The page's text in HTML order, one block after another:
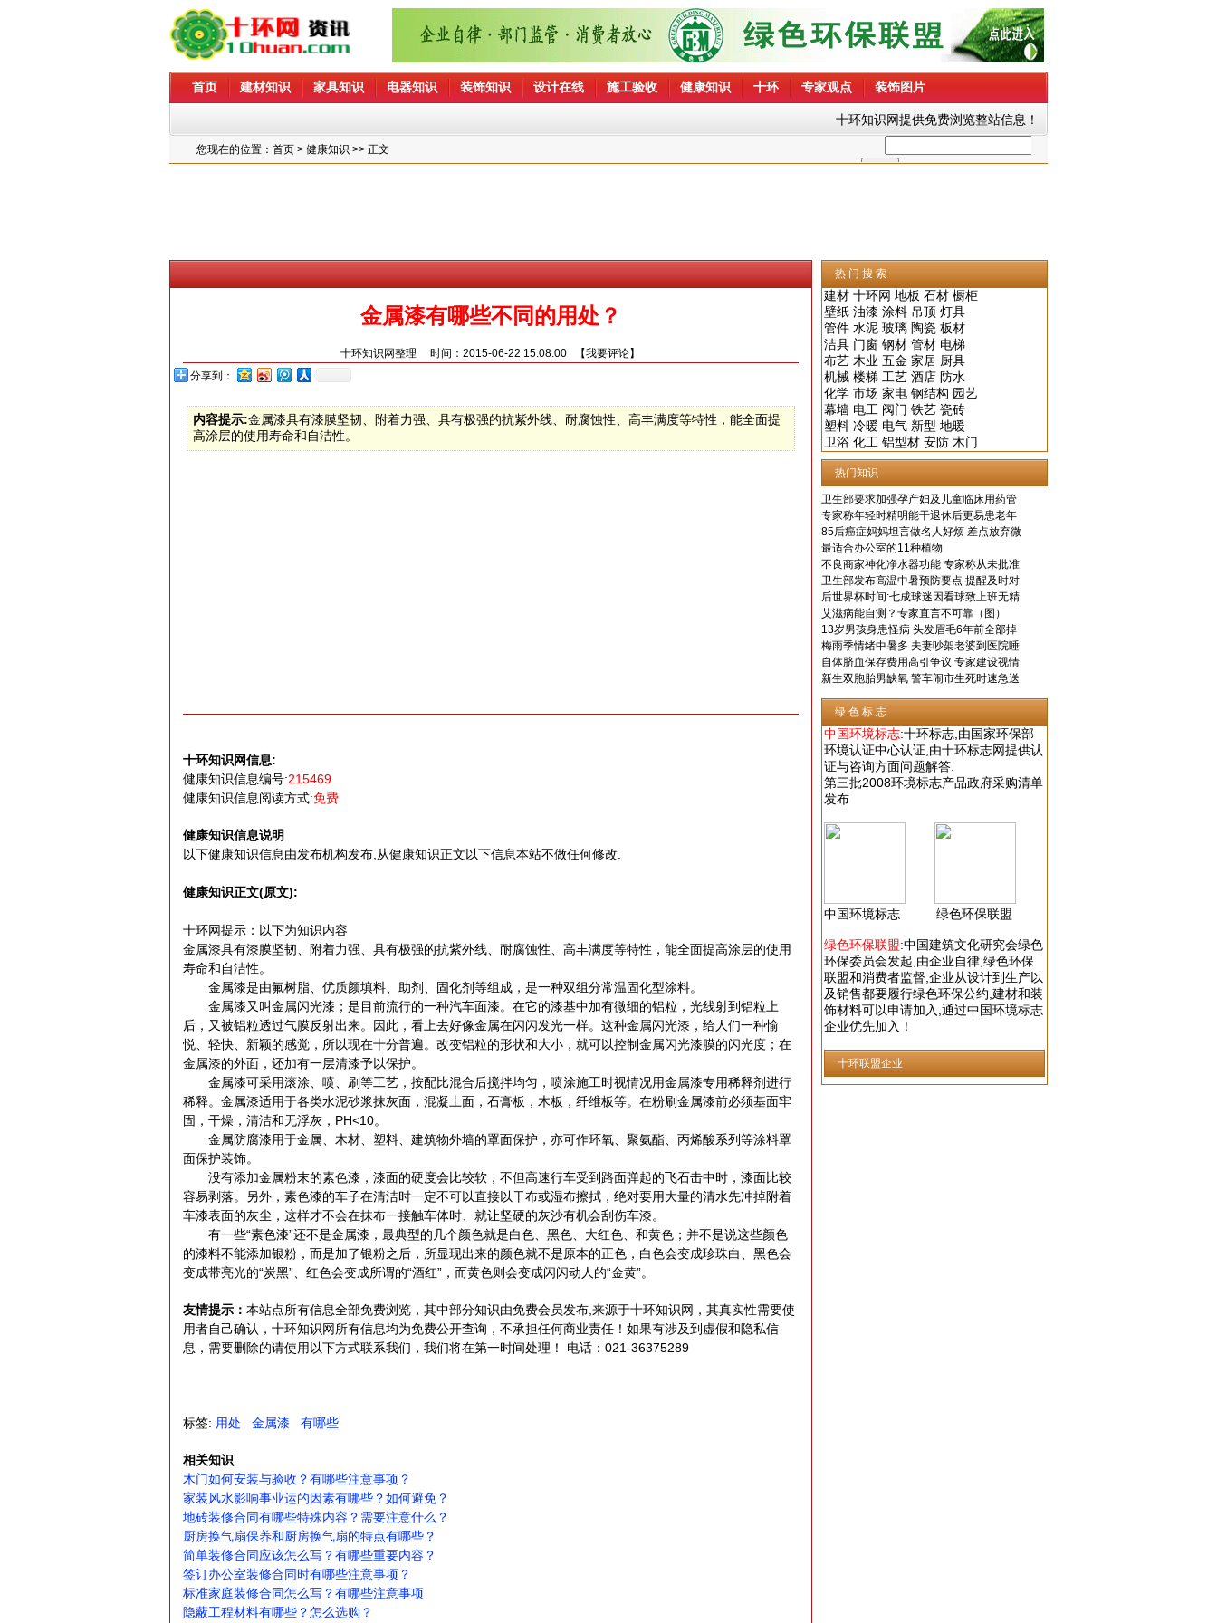
首页 建材知识 家具知识 电器知识 装饰知识 设计在线 施工验收 健康知识 十环 专家观点 装饰图片
十环知识网提供免费浏览整站信息！
您现在的位置：首页 > 健康知识 >> 正文
金属漆有哪些不同的用处？
十环知识网整理 时间：2015-06-22 15:08:00 【我要评论】
分享到：
内容提示:金属漆具有漆膜坚韧、附着力强、具有极强的抗紫外线、耐腐蚀性、高丰满度等特性，能全面提
高涂层的使用寿命和自洁性。
十环知识网信息:
健康知识信息编号:215469
健康知识信息阅读方式:免费
健康知识信息说明
以下健康知识信息由发布机构发布,从健康知识正文以下信息本站不做任何修改.
健康知识正文(原文):
十环网提示：以下为知识内容
金属漆具有漆膜坚韧、附着力强、具有极强的抗紫外线、耐腐蚀性、高丰满度等特性，能全面提高涂层的使用
寿命和自洁性。
金属漆是由氟树脂、优质颜填料、助剂、固化剂等组成，是一种双组分常温固化型涂料。
金属漆又叫金属闪光漆；是目前流行的一种汽车面漆。在它的漆基中加有微细的铝粒，光线射到铝粒上
后，又被铝粒透过气膜反射出来。因此，看上去好像金属在闪闪发光一样。这种金属闪光漆，给人们一种愉
悦、轻快、新颖的感觉，所以现在十分普遍。改变铝粒的形状和大小，就可以控制金属闪光漆膜的闪光度；在
金属漆的外面，还加有一层清漆予以保护。
金属漆可采用滚涂、喷、刷等工艺，按配比混合后搅拌均匀，喷涂施工时视情况用金属漆专用稀释剂进行
稀释。金属漆适用于各类水泥砂浆抹灰面，混凝土面，石膏板，木板，纤维板等。在粉刷金属漆前必须基面牢
固，干燥，清洁和无浮灰，PH<10。
金属防腐漆用于金属、木材、塑料、建筑物外墙的罩面保护，亦可作环氧、聚氨酯、丙烯酸系列等涂料罩
面保护装饰。
没有添加金属粉末的素色漆，漆面的硬度会比较软，不但高速行车受到路面弹起的飞石击中时，漆面比较
容易剥落。另外，素色漆的车子在清洁时一定不可以直接以干布或湿布擦拭，绝对要用大量的清水先冲掉附着
车漆表面的灰尘，这样才不会在抹布一接触车体时、就让坚硬的灰沙有机会刮伤车漆。
有一些“素色漆”还不是金属漆，最典型的几个颜色就是白色、黑色、大红色、和黄色；并不是说这些颜色
的漆料不能添加银粉，而是加了银粉之后，所显现出来的颜色就不是原本的正色，白色会变成珍珠白、黑色会
变成带亮光的“炭黑”、红色会变成所谓的“酒红”，而黄色则会变成闪闪动人的“金黄”。
友情提示：本站点所有信息全部免费浏览，其中部分知识由免费会员发布,来源于十环知识网，其真实性需要使
用者自己确认，十环知识网所有信息均为免费公开查询，不承担任何商业责任！如果有涉及到虚假和隐私信
息，需要删除的请使用以下方式联系我们，我们将在第一时间处理！ 电话：021-36375289
标签: 用处 金属漆 有哪些
相关知识
木门如何安装与验收？有哪些注意事项？
家装风水影响事业运的因素有哪些？如何避免？
地砖装修合同有哪些特殊内容？需要注意什么？
厨房换气扇保养和厨房换气扇的特点有哪些？
简单装修合同应该怎么写？有哪些重要内容？
签订办公室装修合同时有哪些注意事项？
标准家庭装修合同怎么写？有哪些注意事项
隐蔽工程材料有哪些？怎么选购？
热 门 搜 索
建材 十环网 地板 石材 橱柜
壁纸 油漆 涂料 吊顶 灯具
管件 水泥 玻璃 陶瓷 板材
洁具 门窗 钢材 管材 电梯
布艺 木业 五金 家居 厨具
机械 楼梯 工艺 酒店 防水
化学 市场 家电 钢结构 园艺
幕墙 电工 阀门 铁艺 瓷砖
塑料 冷暖 电气 新型 地暖
卫浴 化工 铝型材 安防 木门
热门知识
卫生部要求加强孕产妇及儿童临床用药管
专家称年轻时精明能干退休后更易患老年
85后癌症妈妈坦言做名人好烦 差点放弃微
最适合办公室的11种植物
不良商家神化净水器功能 专家称从未批准
卫生部发布高温中暑预防要点 提醒及时对
后世界杯时间:七成球迷因看球致上班无精
艾滋病能自测？专家直言不可靠（图）
13岁男孩身患怪病 头发眉毛6年前全部掉
梅雨季情绪中暑多 夫妻吵架老婆到医院睡
自体脐血保存费用高引争议 专家建设视情
新生双胞胎男缺氧 警车闹市生死时速急送
绿 色 标 志
中国环境标志:十环标志,由国家环保部
环境认证中心认证,由十环标志网提供认
证与咨询方面问题解答.
第三批2008环境标志产品政府采购清单
发布
中国环境标志 绿色环保联盟
绿色环保联盟:中国建筑文化研究会绿色
环保委员会发起,由企业自律,绿色环保
联盟和消费者监督,企业从设计到生产以
及销售都要履行绿色环保公约,建材和装
饰材料可以申请加入 ,通过中国环境标志
企业优先加入！
十环联盟企业